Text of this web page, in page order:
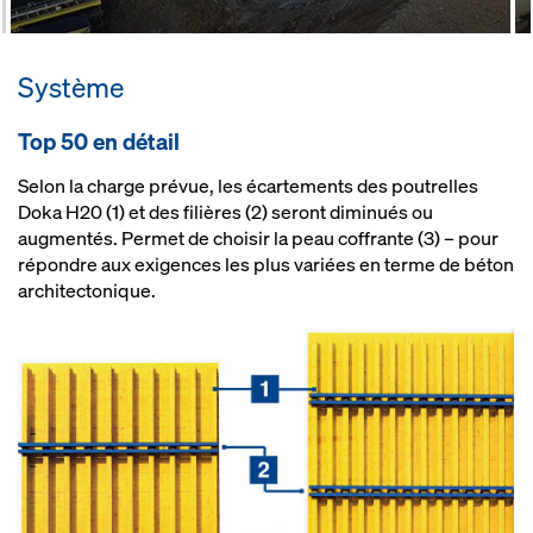
Système
Top 50 en dé­tail
Selon la charge prévue, les écartements des poutrelles
Doka H20 (1) et des filières (2) seront diminués ou
augmentés. Permet de choisir la peau coffrante (3) – pour
répondre aux exigences les plus variées en terme de béton
architectonique.